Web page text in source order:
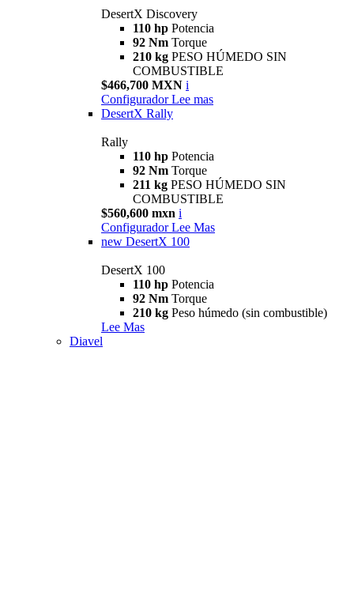
DesertX Discovery
110 hp Potencia
92 Nm Torque
210 kg PESO HÚMEDO SIN
COMBUSTIBLE
$466,700 MXN i
Configurador Lee mas
DesertX Rally
Rally
110 hp Potencia
92 Nm Torque
211 kg PESO HÚMEDO SIN
COMBUSTIBLE
$560,600 mxn i
Configurador Lee Mas
new DesertX 100
DesertX 100
110 hp Potencia
92 Nm Torque
210 kg Peso húmedo (sin combustible)
Lee Mas
Diavel